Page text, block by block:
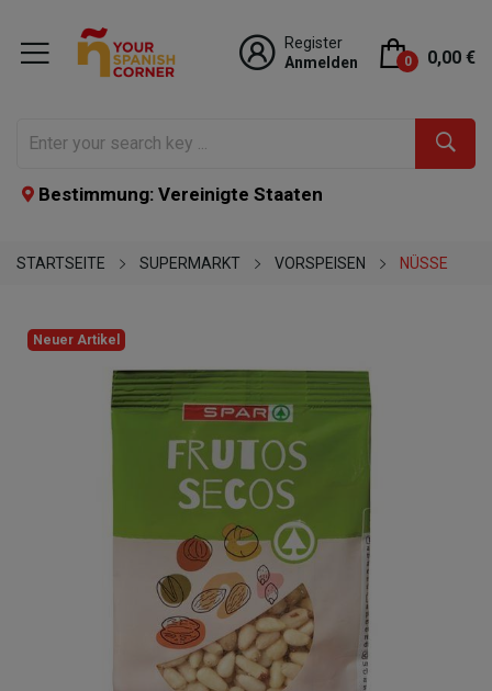
Register
Anmelden
0 0,00 €
Bestimmung: Vereinigte Staaten
STARTSEITE SUPERMARKT VORSPEISEN NÜSSE
Neuer Artikel